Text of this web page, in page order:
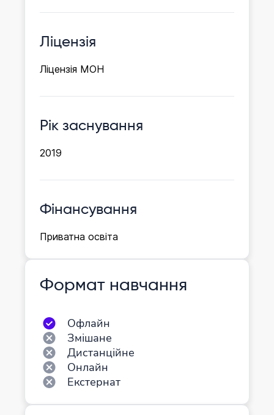
Ліцензія
Ліцензія МОН
Рік заснування
2019
Фінансування
Приватна освіта
Формат навчання
Офлайн
Змішане
Дистанційне
Онлайн
Екстернат